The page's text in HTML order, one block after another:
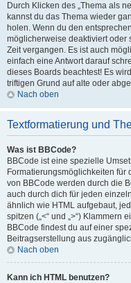
Durch Klicken des „Thema als
kannst du das Thema wieder
holen. Wenn du den
möglicherweise deaktiviert oder
Zeit vergangen. Es ist auch
einfach eine Antwort darauf
dieses Boards beachtest! Es
triftigen Grund auf alte oder
Nach oben
Textformatierung und
Was ist BBCode?
BBCode ist eine spezielle
Formatierungsmöglichkeiten für
von BBCode werden durch die
auch durch dich für jeden
ähnlich wie HTML aufgebaut,
spitzen („<“ und „>“) Klammern
BBCode findest du auf einer
Beitragserstellung aus
Nach oben
Kann ich HTML benutzen?